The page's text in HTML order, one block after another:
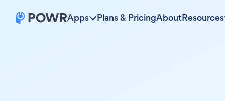
Apps Plans & PricingAboutResources